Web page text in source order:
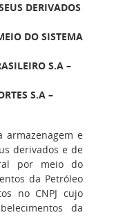
DERIVADOS
DO SISTEMA
S.A –
S.A –
armazenagem e
derivados e de
por meio do
da Petróleo
no CNPJ cujo
da